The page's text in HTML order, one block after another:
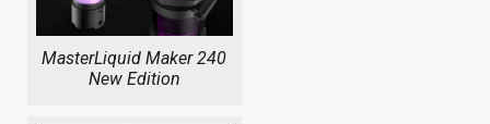
MasterLiquid Maker 240
New Edition